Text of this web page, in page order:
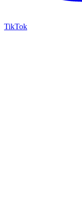
TikTok